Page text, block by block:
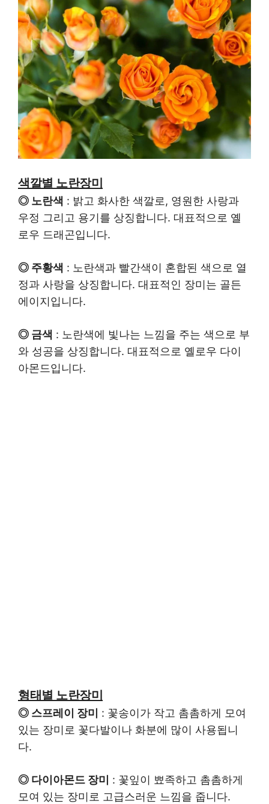
색깔별 노란장미
◎ 노란색 : 밝고 화사한 색깔로, 영원한 사랑과
우정 그리고 용기를 상징합니다. 대표적으로 옐
로우 드래곤입니다.
◎ 주황색 : 노란색과 빨간색이 혼합된 색으로 열
정과 사랑을 상징합니다. 대표적인 장미는 골든
에이지입니다.
◎ 금색 : 노란색에 빛나는 느낌을 주는 색으로 부
와 성공을 상징합니다. 대표적으로 옐로우 다이
아몬드입니다.
형태별 노란장미
◎ 스프레이 장미
: 꽃송이가 작고 촘촘하게 모여
있는 장미로 꽃다발이나 화분에 많이 사용됩니
다.
◎ 다이아몬드 장미
: 꽃잎이 뾰족하고 촘촘하게
모여 있는 장미로 고급스러운 느낌을 줍니다.